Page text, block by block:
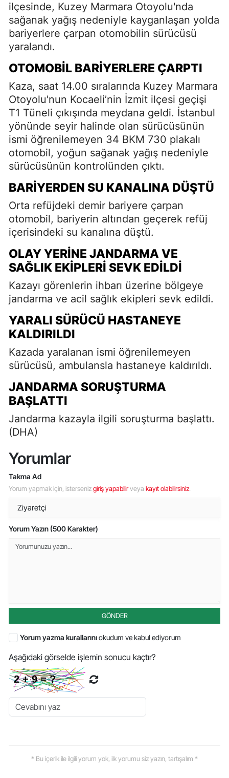
ilçesinde, Kuzey Marmara Otoyolu'nda
sağanak yağış nedeniyle kayganlaşan yolda
bariyerlere çarpan otomobilin sürücüsü
yaralandı.
OTOMOBIL BARIYERLERE ÇARPTI
Kaza, saat 14.00 sıralarında Kuzey Marmara
Otoyolu'nun Kocaeli’nin İzmit ilçesi geçişi
T1 Tüneli çıkışında meydana geldi. İstanbul
yönünde seyir halinde olan sürücüsünün
ismi öğrenilemeyen 34 BKM 730 plakalı
otomobil, yoğun sağanak yağış nedeniyle
sürücüsünün kontrolünden çıktı.
BARIYERDEN SU KANALINA DÜŞTÜ
Orta refüjdeki demir bariyere çarpan
otomobil, bariyerin altından geçerek refüj
içerisindeki su kanalına düştü.
OLAY YERINE JANDARMA VE
SAĞLIK EKIPLERI SEVK EDILDI
Kazayı görenlerin ihbarı üzerine bölgeye
jandarma ve acil sağlık ekipleri sevk edildi.
YARALI SÜRÜCÜ HASTANEYE
KALDIRILDI
Kazada yaralanan ismi öğrenilemeyen
sürücüsü, ambulansla hastaneye kaldırıldı.
JANDARMA SORUŞTURMA
BAŞLATTI
Jandarma kazayla ilgili soruşturma başlattı.
(DHA)
Yorumlar
Takma Ad
Yorum yapmak için, istersenizgiriş yapabilirveya kayıt olabilirsiniz.
Yorum Yazın (500 Karakter)
GÖNDER
Yorum yazma kurallarınıokudum ve kabul ediyorum
Aşağıdaki görselde işlemin sonucu kaçtır?
* Bu içerik ile ilgili yorum yok, ilk yorumu siz yazın, tartışalım *